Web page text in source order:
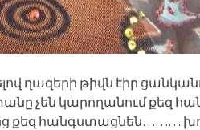
ղազերի թիվն էիր
չեն կարողանում քեզ
քեզ